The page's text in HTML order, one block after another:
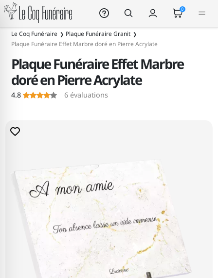
Le Coq Funéraire 0
Le Coq Funéraire
Plaque Funéraire Granit
Plaque Funéraire Effet Marbre doré en Pierre Acrylate
Plaque Funéraire Effet Marbre
doré en Pierre Acrylate
4.8 6 évaluations